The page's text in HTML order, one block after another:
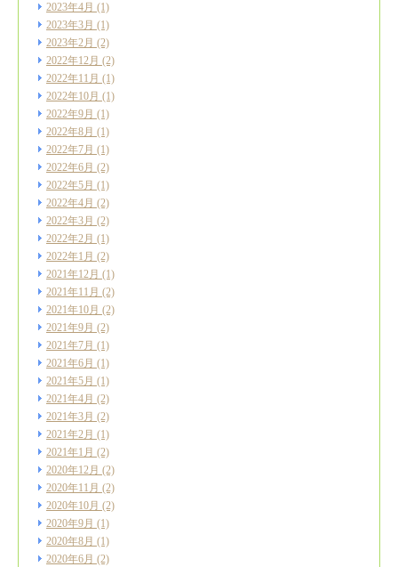
2023年4月 (1)
2023年3月 (1)
2023年2月 (2)
2022年12月 (2)
2022年11月 (1)
2022年10月 (1)
2022年9月 (1)
2022年8月 (1)
2022年7月 (1)
2022年6月 (2)
2022年5月 (1)
2022年4月 (2)
2022年3月 (2)
2022年2月 (1)
2022年1月 (2)
2021年12月 (1)
2021年11月 (2)
2021年10月 (2)
2021年9月 (2)
2021年7月 (1)
2021年6月 (1)
2021年5月 (1)
2021年4月 (2)
2021年3月 (2)
2021年2月 (1)
2021年1月 (2)
2020年12月 (2)
2020年11月 (2)
2020年10月 (2)
2020年9月 (1)
2020年8月 (1)
2020年6月 (2)